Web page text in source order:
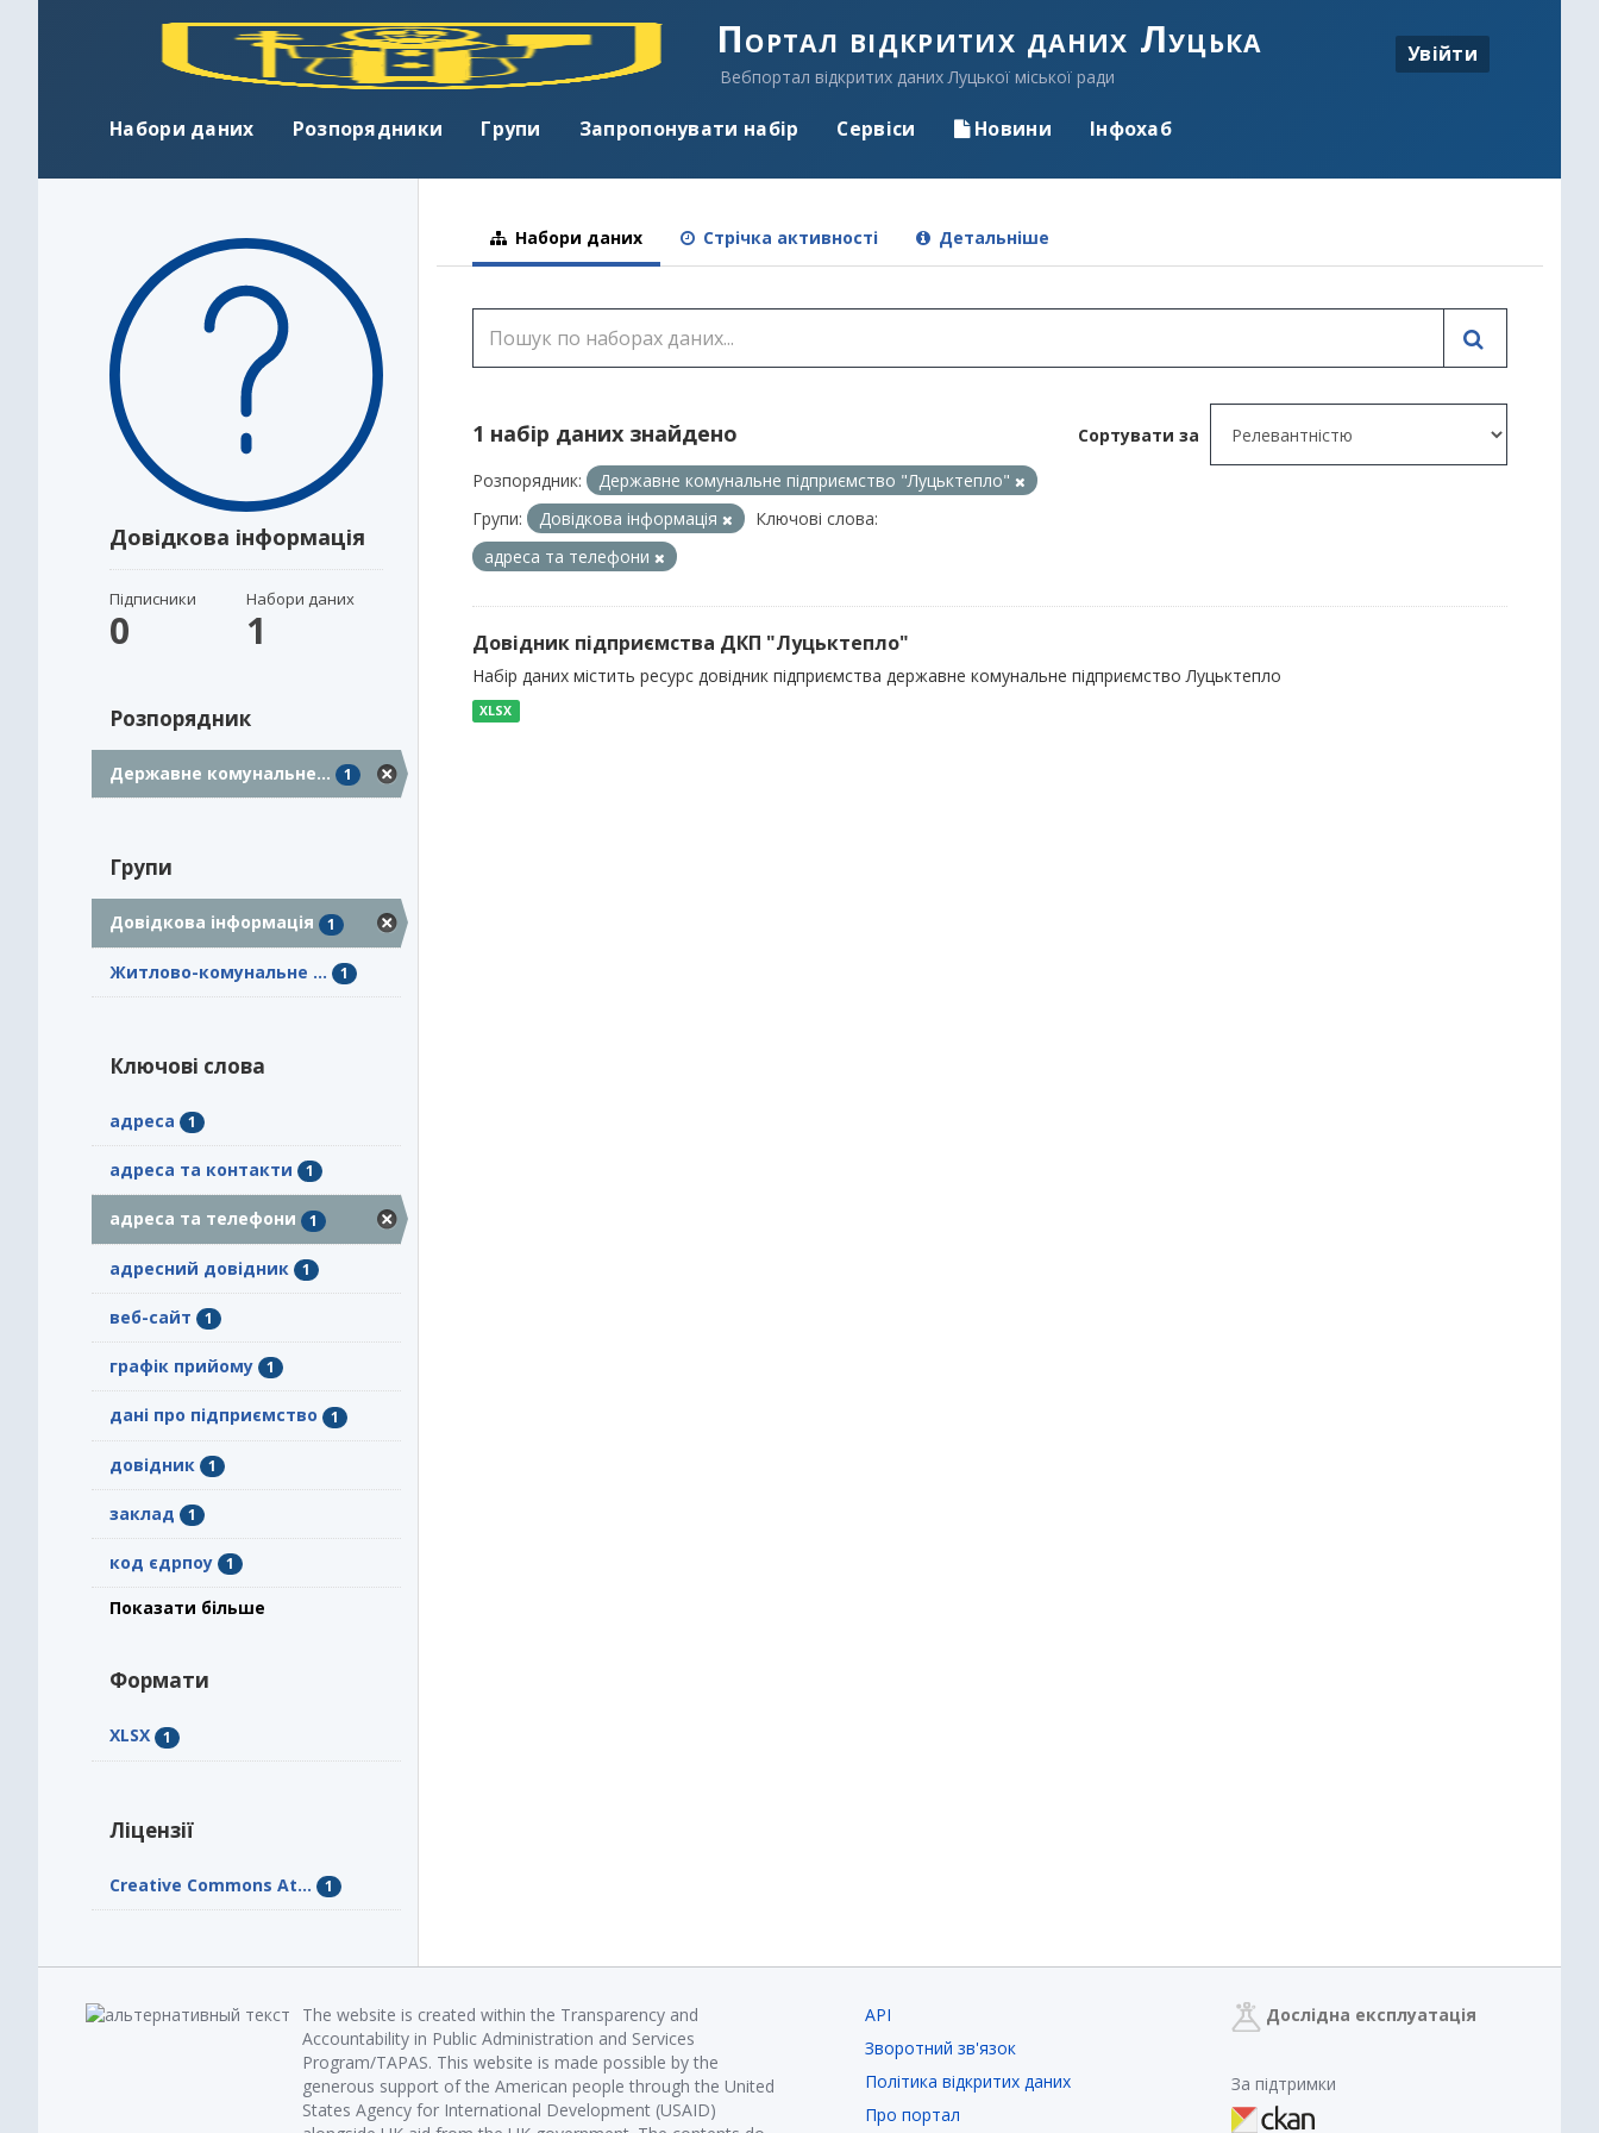
Портал відкритих даних Луцька
Вебпортал відкритих даних Луцької міської ради
Увійти
Набори даних Розпорядники Групи Запропонувати набір Сервіси Новини Інфохаб
Довідкова інформація
Підписники
0
Набори даних
1
Розпорядник
Державне комунальне... 1
Групи
Довідкова інформація 1
Житлово-комунальне ... 1
Ключові слова
адреса 1
адреса та контакти 1
адреса та телефони 1
адресний довідник 1
веб-сайт 1
графік прийому 1
дані про підприємство 1
довідник 1
заклад 1
код єдрпоу 1
Показати більше
Формати
XLSX 1
Ліцензії
Creative Commons At... 1
Набори даних Стрічка активності Детальніше
Сортувати за
1 набір даних знайдено
Розпорядник:
Державне комунальне підприємство "Луцьктепло"
Групи:
Довідкова інформація
Ключові слова:
адреса та телефони
Довідник підприємства ДКП "Луцьктепло"
Набір даних містить ресурс довідник підприємства державне комунальне підприємство Луцьктепло
XLSX
The website is created within the Transparency and
Accountability in Public Administration and Services
Program/TAPAS. This website is made possible by the
generous support of the American people through the United
States Agency for International Development (USAID)
API
Зворотний зв'язок
Політика відкритих даних
Про портал
Дослідна експлуатація
За підтримки